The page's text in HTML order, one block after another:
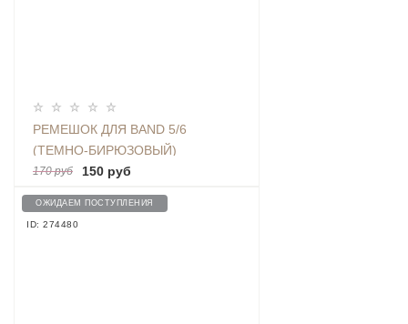
РЕМЕШОК ДЛЯ BAND 5/6
(ТЕМНО-БИРЮЗОВЫЙ)
170 руб 150 руб
ОЖИДАЕМ ПОСТУПЛЕНИЯ
ID: 274480